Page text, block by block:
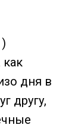
как
дня в
другу,